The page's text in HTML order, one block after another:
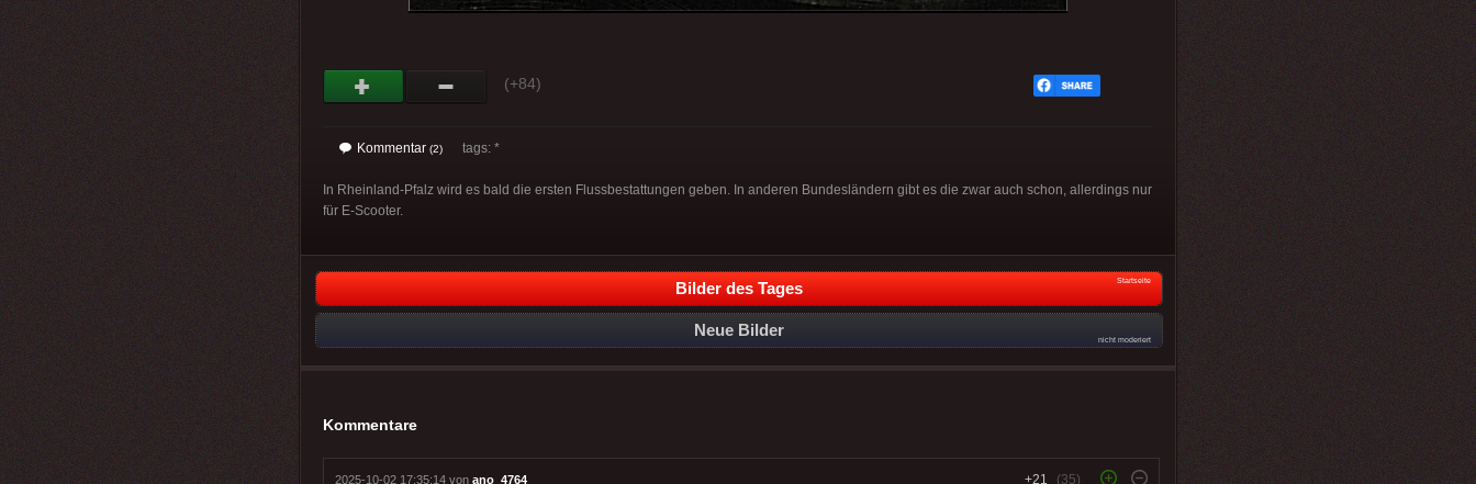
(+84)
Kommentar (2) tags: *
In Rheinland-Pfalz wird es bald die ersten Flussbestattungen geben. In anderen Bundesländern gibt es die zwar auch schon, allerdings nur
für E-Scooter.
Bilder des Tages Startseite
Neue Bilder
nicht moderiert
Kommentare
2025-10-02 17:35:14 von ano_4764 +21 (35)